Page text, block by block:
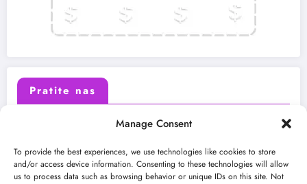
Manage Consent
To provide the best experiences, we use technologies like cookies to store
and/or access device information. Consenting to these technologies will allow
us to process data such as browsing behavior or unique IDs on this site. Not
Pratite nas